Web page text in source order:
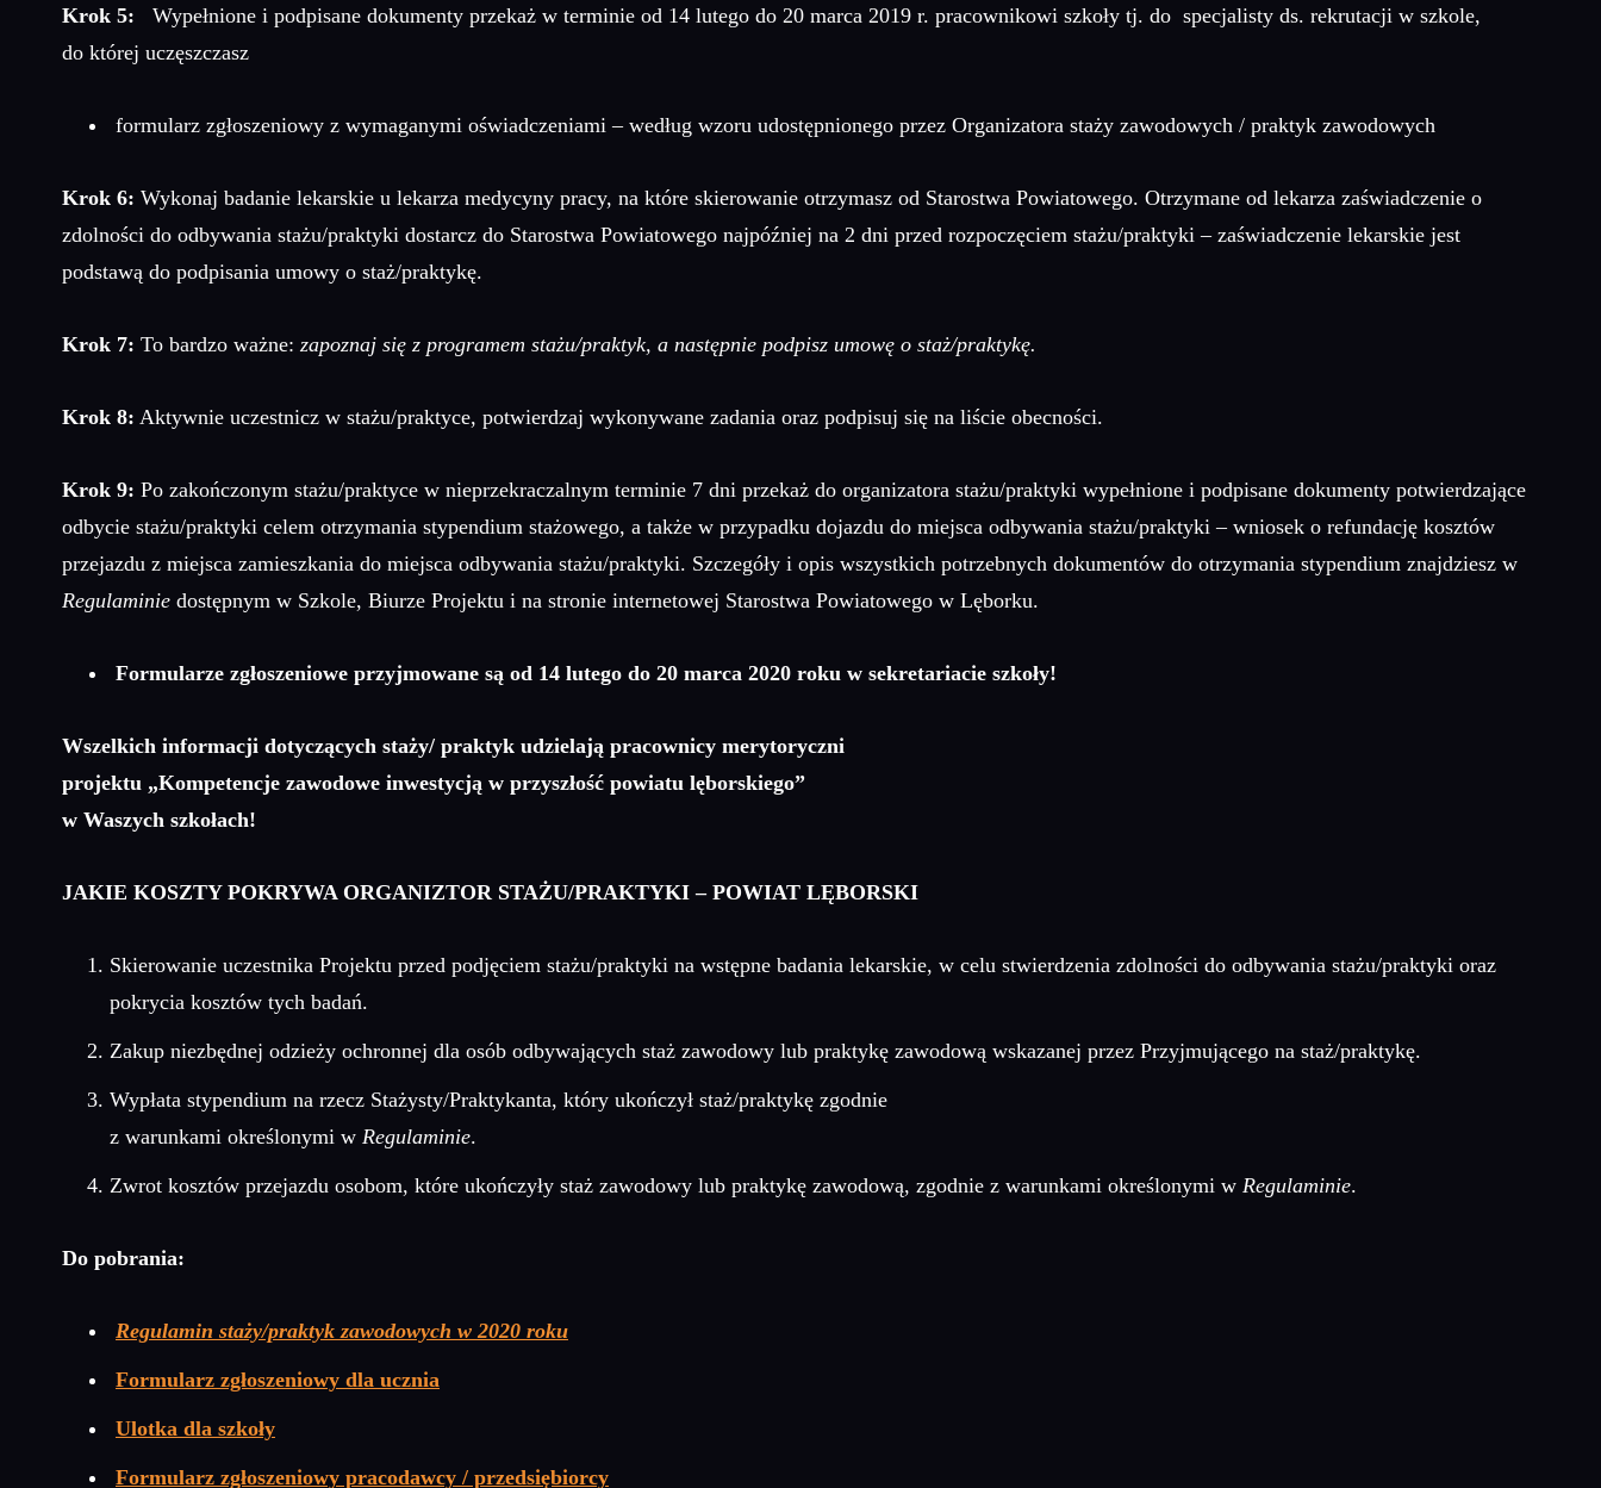
Krok 5: Wypełnione i podpisane dokumenty przekaż w terminie od 14 lutego do 20 marca 2019 r. pracownikowi szkoły tj. do specjalisty ds. rekrutacji w szkole,
do której uczęszczasz
formularz zgłoszeniowy z wymaganymi oświadczeniami – według wzoru udostępnionego przez Organizatora staży zawodowych / praktyk zawodowych
Krok 6: Wykonaj badanie lekarskie u lekarza medycyny pracy, na które skierowanie otrzymasz od Starostwa Powiatowego. Otrzymane od lekarza zaświadczenie o
zdolności do odbywania stażu/praktyki dostarcz do Starostwa Powiatowego najpóźniej na 2 dni przed rozpoczęciem stażu/praktyki – zaświadczenie lekarskie jest
podstawą do podpisania umowy o staż/praktykę.
Krok 7: To bardzo ważne: zapoznaj się z programem stażu/praktyk, a następnie podpisz umowę o staż/praktykę.
Krok 8: Aktywnie uczestnicz w stażu/praktyce, potwierdzaj wykonywane zadania oraz podpisuj się na liście obecności.
Krok 9: Po zakończonym stażu/praktyce w nieprzekraczalnym terminie 7 dni przekaż do organizatora stażu/praktyki wypełnione i podpisane dokumenty potwierdzające
odbycie stażu/praktyki celem otrzymania stypendium stażowego, a także w przypadku dojazdu do miejsca odbywania stażu/praktyki – wniosek o refundację kosztów
przejazdu z miejsca zamieszkania do miejsca odbywania stażu/praktyki. Szczegóły i opis wszystkich potrzebnych dokumentów do otrzymania stypendium znajdziesz w
Regulaminie dostępnym w Szkole, Biurze Projektu i na stronie internetowej Starostwa Powiatowego w Lęborku.
Formularze zgłoszeniowe przyjmowane są od 14 lutego do 20 marca 2020 roku w sekretariacie szkoły!
Wszelkich informacji dotyczących staży/ praktyk udzielają pracownicy merytoryczni
projektu „Kompetencje zawodowe inwestycją w przyszłość powiatu lęborskiego”
w Waszych szkołach!
JAKIE KOSZTY POKRYWA ORGANIZTOR STAŻU/PRAKTYKI – POWIAT LĘBORSKI
Skierowanie uczestnika Projektu przed podjęciem stażu/praktyki na wstępne badania lekarskie, w celu stwierdzenia zdolności do odbywania stażu/praktyki oraz
pokrycia kosztów tych badań.
Zakup niezbędnej odzieży ochronnej dla osób odbywających staż zawodowy lub praktykę zawodową wskazanej przez Przyjmującego na staż/praktykę.
Wypłata stypendium na rzecz Stażysty/Praktykanta, który ukończył staż/praktykę zgodnie
z warunkami określonymi w Regulaminie.
Zwrot kosztów przejazdu osobom, które ukończyły staż zawodowy lub praktykę zawodową, zgodnie z warunkami określonymi w Regulaminie.
Do pobrania:
Regulamin staży/praktyk zawodowych w 2020 roku
Formularz zgłoszeniowy dla ucznia
Ulotka dla szkoły
Formularz zgłoszeniowy pracodawcy / przedsiębiorcy